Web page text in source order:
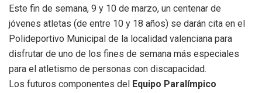
Este fin de semana, 9 y 10 de marzo, un centenar de
jóvenes atletas (de entre 10 y 18 años) se darán cita en el
Polideportivo Municipal de la localidad valenciana para
disfrutar de uno de los fines de semana más especiales
para el atletismo de personas con discapacidad.
Los futuros componentes del Equipo Paralímpico